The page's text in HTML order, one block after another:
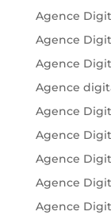
Agence
Agence
Agence
Agence
Agence
Agence
Agence
Agence
Agence